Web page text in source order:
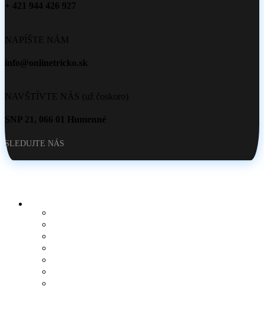
+ 421 944 426 927
NAPÍŠTE NÁM
info@onlinetricko.sk
NAVŠTÍVTE NÁS (už čoskoro)
SNP 21, 066 01 Humenné
SLEDUJTE NÁS